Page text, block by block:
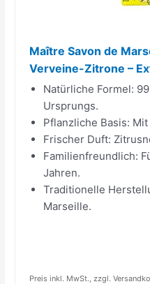
Maître Savon de
Verveine-Zitrone –
Natürliche Formel:
Ursprungs.
Pflanzliche Basis:
Frischer Duft:
Familienfreundlich:
Jahren.
Traditionelle
Marseille.
Preis inkl. MwSt., zzgl.